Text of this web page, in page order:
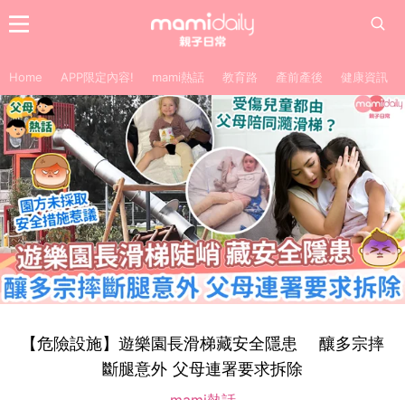
Home APP限定內容! mami熱話 教育路 產前產後 健康資訊
【危險設施】遊樂園長滑梯藏安全隱患 釀多宗摔
斷腿意外 父母連署要求拆除